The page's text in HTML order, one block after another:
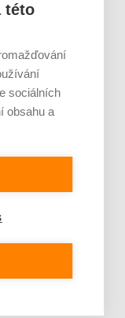
této
sociálních
obsahu a